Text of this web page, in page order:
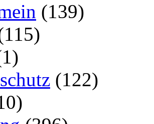
(139)
(122)